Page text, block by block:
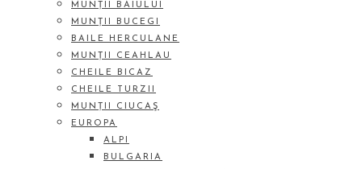
MUNȚII BAIULUI
MUNȚII BUCEGI
BAILE HERCULANE
MUNȚII CEAHLAU
CHEILE BICAZ
CHEILE TURZII
MUNȚII CIUCAŞ
EUROPA
ALPI
BULGARIA